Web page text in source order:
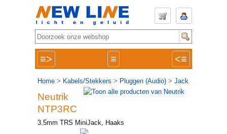
≡> ≡ <≡
Home > Kabels/Stekkers > Pluggen (Audio) > Jack
Neutrik
NTP3RC
3.5mm TRS MiniJack, Haaks